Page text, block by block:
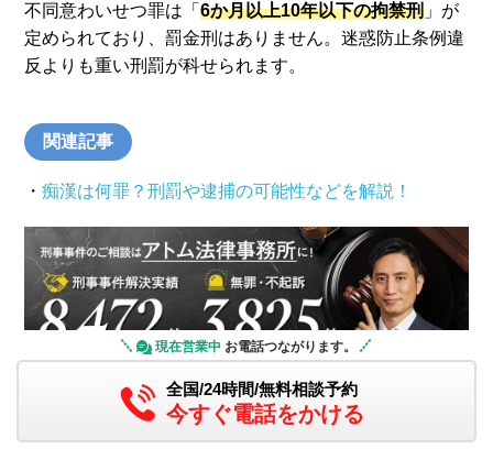
不同意わいせつ罪は「6か月以上10年以下の拘禁刑 」が
定められており、罰金刑はありません。迷惑防止条例違
反よりも重い刑罰が科せられます。
関連記事
・痴漢は何罪？刑罰や逮捕の可能性などを解説！
痴漢事件で弁護士に相談するメリット
現在営業中 お電話つながります。
全国/24時間/無料相談予約
今すぐ電話をかける